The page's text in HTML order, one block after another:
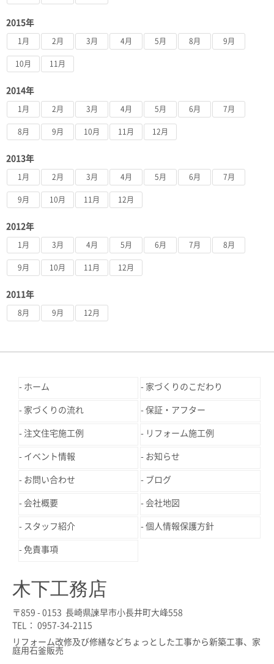
2015年
1月 2月 3月 4月 5月 8月 9月
10月 11月
2014年
1月 2月 3月 4月 5月 6月 7月
8月 9月 10月 11月 12月
2013年
1月 2月 3月 4月 5月 6月 7月
9月 10月 11月 12月
2012年
1月 3月 4月 5月 6月 7月 8月
9月 10月 11月 12月
2011年
8月 9月 12月
ホーム 家づくりのこだわり
家づくりの流れ 保証・アフター
注文住宅施工例 リフォーム施工例
イベント情報 お知らせ
お問い合わせ ブログ
会社概要 会社地図
スタッフ紹介 個人情報保護方針
免責事項
木下工務店
〒859 - 0153 長崎県諫早市小長井町大峰558
TEL： 0957-34-2115
リフォーム改修及び修繕などちょっとした工事から新築工事、家
庭用石釜販売